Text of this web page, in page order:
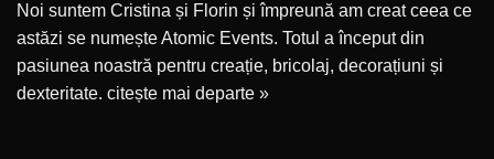
Noi suntem Cristina și Florin și împreună am creat ceea ce
astăzi se numește Atomic Events. Totul a început din
pasiunea noastră pentru creație, bricolaj, decorațiuni și
dexteritate. citește mai departe »